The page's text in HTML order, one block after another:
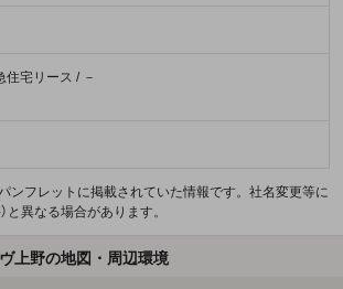
住宅リース / －
ンフレットに掲載されていた情報です。社名変更等に
と異なる場合があります。
上野の地図・周辺環境